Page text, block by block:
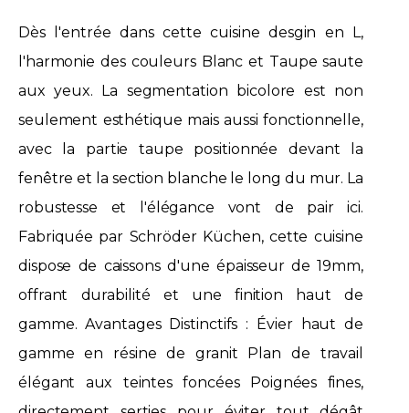
Dès l'entrée dans cette cuisine desgin en L,
l'harmonie des couleurs Blanc et Taupe saute
aux yeux. La segmentation bicolore est non
seulement esthétique mais aussi fonctionnelle,
avec la partie taupe positionnée devant la
fenêtre et la section blanche le long du mur. La
robustesse et l'élégance vont de pair ici.
Fabriquée par Schröder Küchen, cette cuisine
dispose de caissons d'une épaisseur de 19mm,
offrant durabilité et une finition haut de
gamme. Avantages Distinctifs : Évier haut de
gamme en résine de granit Plan de travail
élégant aux teintes foncées Poignées fines,